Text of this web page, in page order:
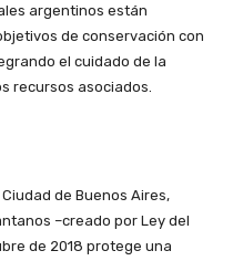
argentinos están
de conservación con
el cuidado de la
recursos asociados.
de Buenos Aires,
–creado por Ley del
de 2018 protege una